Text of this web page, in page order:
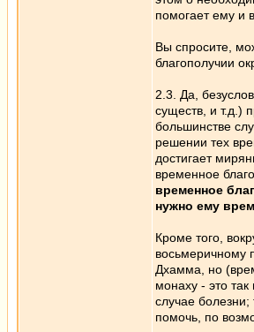
помогает ему и
Вы спросите,
благополучии
2.3. Да,
существ, и т.д.)
большинстве
решении тех
достигает
временное
временное
нужно ему
Кроме того,
восьмеричному
Дхамма, но
монаху - это
случае
помочь, по